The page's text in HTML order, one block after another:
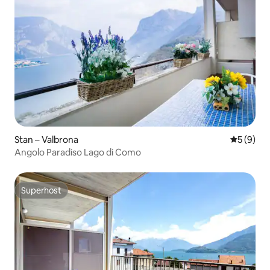
Stan – Valbrona
5 (9)
Angolo Paradiso Lago di Como
Superhost
Superhost